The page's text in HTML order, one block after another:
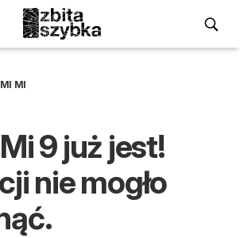
MI
9 już jest!
nie mogło